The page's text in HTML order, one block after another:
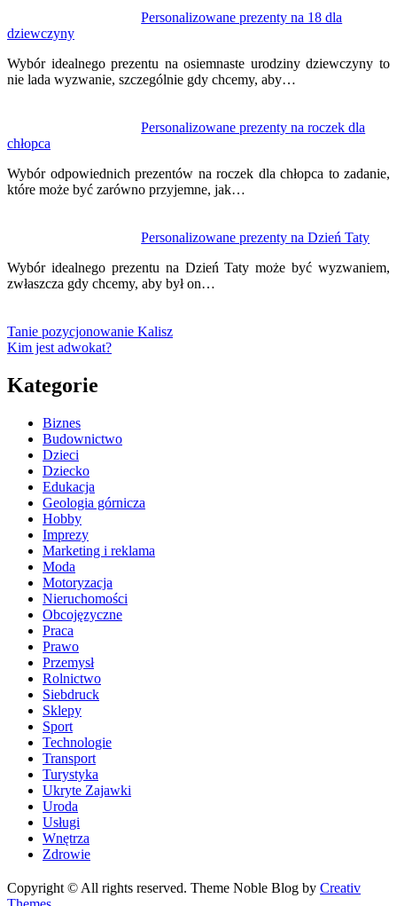
Personalizowane prezenty na 18 dla
dziewczyny
Wybór idealnego prezentu na osiemnaste urodziny dziewczyny to
nie lada wyzwanie, szczególnie gdy chcemy, aby…
Personalizowane prezenty na roczek dla
chłopca
Wybór odpowiednich prezentów na roczek dla chłopca to zadanie,
które może być zarówno przyjemne, jak…
Personalizowane prezenty na Dzień Taty
Wybór idealnego prezentu na Dzień Taty może być wyzwaniem,
zwłaszcza gdy chcemy, aby był on…
Tanie pozycjonowanie Kalisz
Kim jest adwokat?
Kategorie
Biznes
Budownictwo
Dzieci
Dziecko
Edukacja
Geologia górnicza
Hobby
Imprezy
Marketing i reklama
Moda
Motoryzacja
Nieruchomości
Obcojęzyczne
Praca
Prawo
Przemysł
Rolnictwo
Siebdruck
Sklepy
Sport
Technologie
Transport
Turystyka
Ukryte Zajawki
Uroda
Usługi
Wnętrza
Zdrowie
Copyright © All rights reserved. Theme Noble Blog by Creativ